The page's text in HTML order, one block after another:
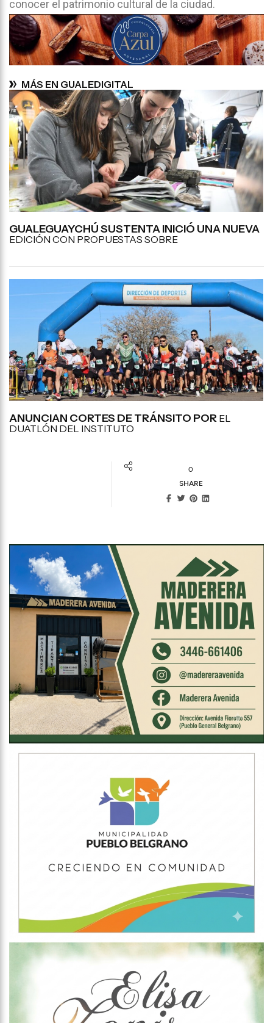
conocer el patrimonio cultural de la ciudad.
MÁS EN GUALEDIGITAL
GUALEGUAYCHÚ SUSTENTA INICIÓ UNA NUEVA
EDICIÓN CON PROPUESTAS SOBRE
ANUNCIAN CORTES DE TRÁNSITO POR EL
DUATLÓN DEL INSTITUTO
0
SHARE